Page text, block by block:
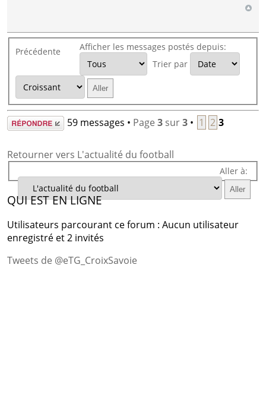
Précédente
Afficher les messages postés depuis:
Trier par
Répondre 59 messages • Page 3sur3• 1 2 3
Retourner vers L'actualité du football
Aller à:
QUI EST EN LIGNE
Utilisateurs parcourant ce forum : Aucun utilisateur
enregistré et 2 invités
Tweets de @eTG_CroixSavoie